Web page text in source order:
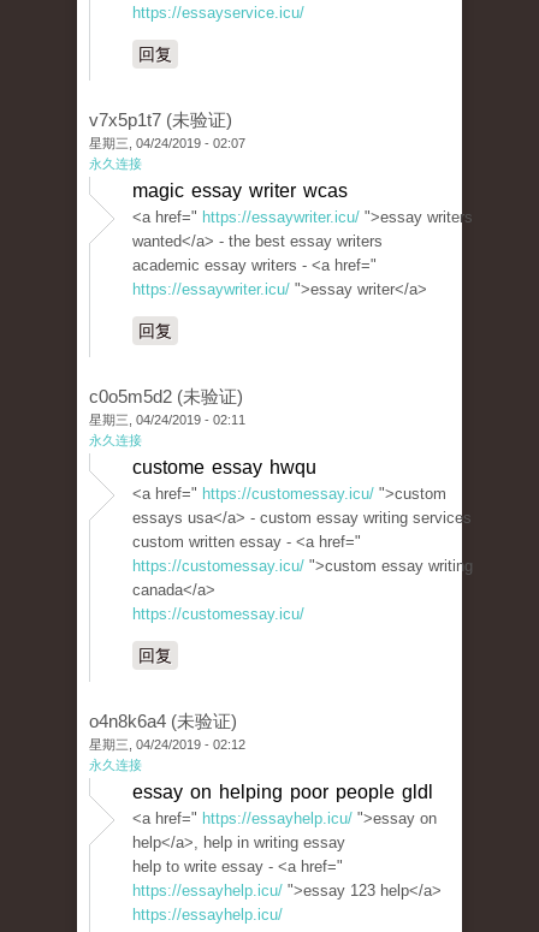
https://essayservice.icu/
回复
v7x5p1t7 (未验证)
星期三, 04/24/2019 - 02:07
永久连接
magic essay writer wcas
<a href=" https://essaywriter.icu/ ">essay writers
wanted</a> - the best essay writers
academic essay writers - <a href="
https://essaywriter.icu/ ">essay writer</a>
回复
c0o5m5d2 (未验证)
星期三, 04/24/2019 - 02:11
永久连接
custome essay hwqu
<a href=" https://customessay.icu/ ">custom
essays usa</a> - custom essay writing services
custom written essay - <a href="
https://customessay.icu/ ">custom essay writing
canada</a>
https://customessay.icu/
回复
o4n8k6a4 (未验证)
星期三, 04/24/2019 - 02:12
永久连接
essay on helping poor people gldl
<a href=" https://essayhelp.icu/ ">essay on
help</a>, help in writing essay
help to write essay - <a href="
https://essayhelp.icu/ ">essay 123 help</a>
https://essayhelp.icu/